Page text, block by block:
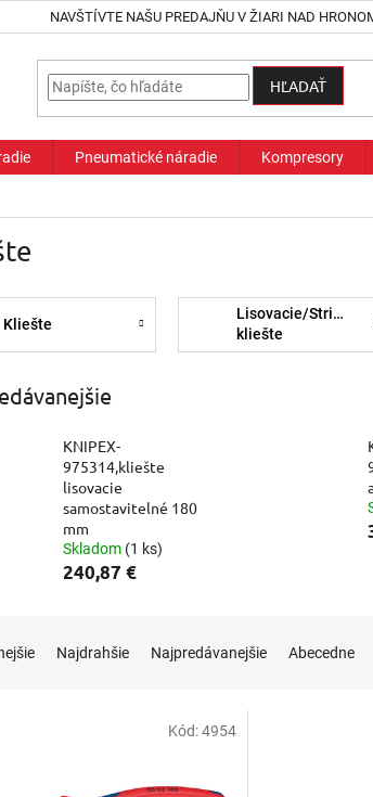
NAVŠTÍVTE NAŠU PREDAJŇU V ŽIARI NAD
HĽADAŤ
Pneumatické náradie Kompresory
Kliešte
Lisovacie/Strihacie
kliešte
KNIPEX-
975314,kliešte
lisovacie
samostavitelné 180
mm
Skladom (1 ks)
240,87 €
Najdrahšie Najpredávanejšie Abecedne
Kód:4954